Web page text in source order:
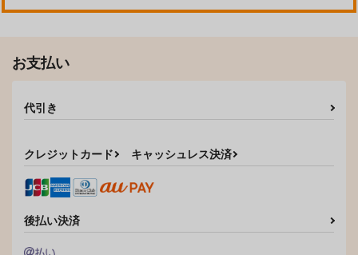
お支払い
代引き
クレジットカード キャッシュレス決済
後払い決済